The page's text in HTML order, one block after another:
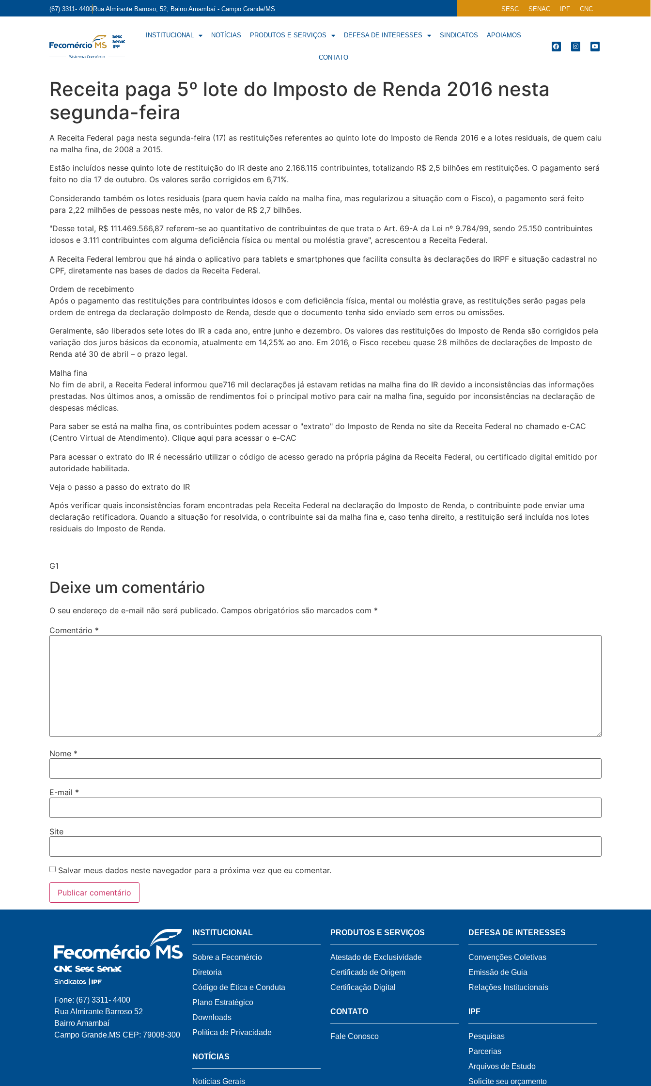
(67) 3311- 4400 Rua Almirante Barroso, 52, Bairro Amambaí - Campo Grande/MS SESC SENAC IPF CNC
INSTITUCIONAL NOTÍCIAS PRODUTOS E SERVIÇOS DEFESA DE INTERESSES SINDICATOS APOIAMOS
CONTATO
Receita paga 5º lote do Imposto de Renda 2016 nesta
segunda-feira
A Receita Federal paga nesta segunda-feira (17) as restituições referentes ao quinto lote do Imposto de Renda 2016 e a lotes residuais, de quem caiu
na malha fina, de 2008 a 2015.
Estão incluídos nesse quinto lote de restituição do IR deste ano 2.166.115 contribuintes, totalizando R$ 2,5 bilhões em restituições. O pagamento será
feito no dia 17 de outubro. Os valores serão corrigidos em 6,71%.
Considerando também os lotes residuais (para quem havia caído na malha fina, mas regularizou a situação com o Fisco), o pagamento será feito
para 2,22 milhões de pessoas neste mês, no valor de R$ 2,7 bilhões.
"Desse total, R$ 111.469.566,87 referem-se ao quantitativo de contribuintes de que trata o Art. 69-A da Lei nº 9.784/99, sendo 25.150 contribuintes
idosos e 3.111 contribuintes com alguma deficiência física ou mental ou moléstia grave", acrescentou a Receita Federal.
A Receita Federal lembrou que há ainda o aplicativo para tablets e smartphones que facilita consulta às declarações do IRPF e situação cadastral no
CPF, diretamente nas bases de dados da Receita Federal.
Ordem de recebimento
Após o pagamento das restituições para contribuintes idosos e com deficiência física, mental ou moléstia grave, as restituições serão pagas pela
ordem de entrega da declaração doImposto de Renda, desde que o documento tenha sido enviado sem erros ou omissões.
Geralmente, são liberados sete lotes do IR a cada ano, entre junho e dezembro. Os valores das restituições do Imposto de Renda são corrigidos pela
variação dos juros básicos da economia, atualmente em 14,25% ao ano. Em 2016, o Fisco recebeu quase 28 milhões de declarações de Imposto de
Renda até 30 de abril – o prazo legal.
Malha fina
No fim de abril, a Receita Federal informou que716 mil declarações já estavam retidas na malha fina do IR devido a inconsistências das informações
prestadas. Nos últimos anos, a omissão de rendimentos foi o principal motivo para cair na malha fina, seguido por inconsistências na declaração de
despesas médicas.
Para saber se está na malha fina, os contribuintes podem acessar o "extrato" do Imposto de Renda no site da Receita Federal no chamado e-CAC
(Centro Virtual de Atendimento). Clique aqui para acessar o e-CAC
Para acessar o extrato do IR é necessário utilizar o código de acesso gerado na própria página da Receita Federal, ou certificado digital emitido por
autoridade habilitada.
Veja o passo a passo do extrato do IR
Após verificar quais inconsistências foram encontradas pela Receita Federal na declaração do Imposto de Renda, o contribuinte pode enviar uma
declaração retificadora. Quando a situação for resolvida, o contribuinte sai da malha fina e, caso tenha direito, a restituição será incluída nos lotes
residuais do Imposto de Renda.
G1
Deixe um comentário
O seu endereço de e-mail não será publicado. Campos obrigatórios são marcados com *
Comentário *
Nome *
E-mail *
Site
Salvar meus dados neste navegador para a próxima vez que eu comentar.
Fone: (67) 3311- 4400
Rua Almirante Barroso 52
Bairro Amambaí
Campo Grande.MS CEP: 79008-300
INSTITUCIONAL
Sobre a Fecomércio
Diretoria
Código de Ética e Conduta
Plano Estratégico
Downloads
Política de Privacidade
NOTÍCIAS
Notícias Gerais
PRODUTOS E SERVIÇOS
Atestado de Exclusividade
Certificado de Origem
Certificação Digital
CONTATO
Fale Conosco
DEFESA DE INTERESSES
Convenções Coletivas
Emissão de Guia
Relações Institucionais
IPF
Pesquisas
Parcerias
Arquivos de Estudo
Solicite seu orçamento